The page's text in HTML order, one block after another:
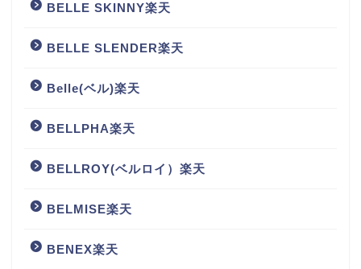
BELLE SKINNY楽天
BELLE SLENDER楽天
Belle(ベル)楽天
BELLPHA楽天
BELLROY(ベルロイ）楽天
BELMISE楽天
BENEX楽天